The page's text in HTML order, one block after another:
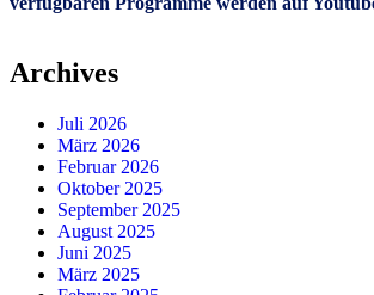
Archives
Juli 2026
März 2026
Februar 2026
Oktober 2025
September 2025
August 2025
Juni 2025
März 2025